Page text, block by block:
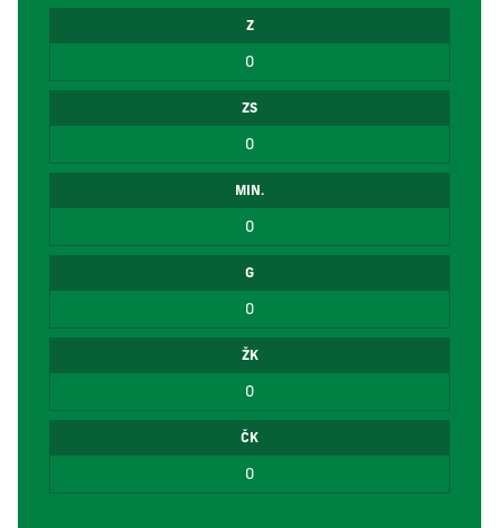
Z
0
ZS
0
MIN.
0
G
0
ŽK
0
ČK
0